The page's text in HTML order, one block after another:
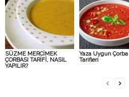
SÜZME MERCİMEK
ÇORBASI TARİFİ, NASIL
YAPILIR?
Yaza Uygun Çorba
Tarifleri